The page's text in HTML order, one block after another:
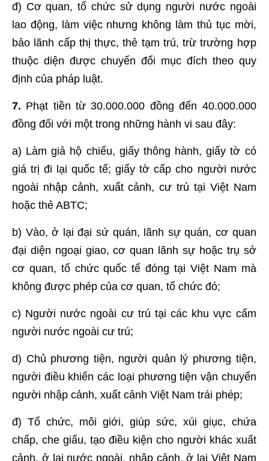
đ) Cơ quan, tổ chức sử dụng người nước ngoài
lao động, làm việc nhưng không làm thủ tục mời,
bảo lãnh cấp thị thực, thẻ tạm trú, trừ trường hợp
thuộc diện được chuyển đổi mục đích theo quy
định của pháp luật.
7. Phạt tiền từ 30.000.000 đồng đến 40.000.000
đồng đối với một trong những hành vi sau đây:
a) Làm giả hộ chiếu, giấy thông hành, giấy tờ có
giá trị đi lại quốc tế; giấy tờ cấp cho người nước
ngoài nhập cảnh, xuất cảnh, cư trú tại Việt Nam
hoặc thẻ ABTC;
b) Vào, ở lại đại sứ quán, lãnh sự quán, cơ quan
đại diện ngoại giao, cơ quan lãnh sự hoặc trụ sở
cơ quan, tổ chức quốc tế đóng tại Việt Nam mà
không được phép của cơ quan, tổ chức đó;
c) Người nước ngoài cư trú tại các khu vực cấm
người nước ngoài cư trú;
d) Chủ phương tiện, người quản lý phương tiện,
người điều khiển các loại phương tiện vận chuyển
người nhập cảnh, xuất cảnh Việt Nam trái phép;
đ) Tổ chức, môi giới, giúp sức, xúi giục, chứa
chấp, che giấu, tạo điều kiện cho người khác xuất
cảnh, ở lại nước ngoài, nhập cảnh, ở lại Việt Nam